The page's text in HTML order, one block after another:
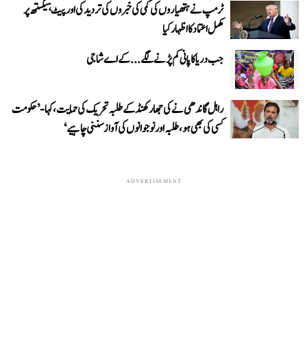
ٹرمپ نے ہتھیاروں کی کمی کی خبروں کی تردید کی اور پیٹ ہیگستھ پر
مکمل اعتماد کا اظہار کیا
جب دریا کا پانی کم پڑنے لگے...کے اے شاجی
راہل گاندھی نے کی جھارکھنڈ کے طلبہ تحریک کی حمایت، کہا- ’حکومت
کسی کی بھی ہو، طلبہ اور نوجوانوں کی آواز سننی چاہیے‘
ADVERTISEMENT